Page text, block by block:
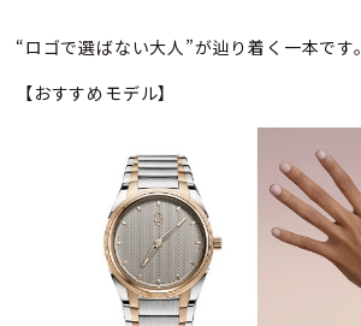
“ロゴで選ばない大人”が辿り着く一本です。
【おすすめモデル】